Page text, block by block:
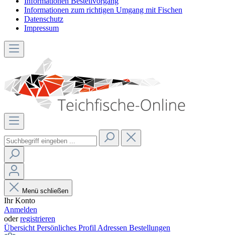
Informationen zum richtigen Umgang mit Fischen
Datenschutz
Impressum
Menü schließen
Ihr Konto
Anmelden
oderregistrieren
Übersicht Persönliches Profil Adressen Bestellungen